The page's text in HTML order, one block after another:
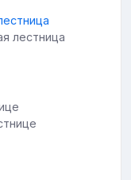
лестница